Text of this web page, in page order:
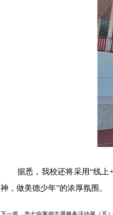
据悉，我校还将采用“线上
神，做美德少年”的浓厚氛围。